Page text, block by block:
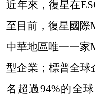
近年來，復星在
至目前，復星國際
中華地區唯一一家
型企業；標普全球
名超過94%的全